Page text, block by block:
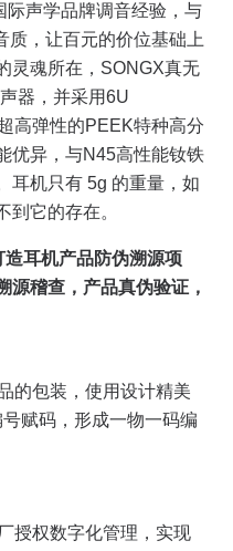
际声学品牌调音经验，与
质，让百元的价位基础上
灵魂所在，SONGX真无
器，并采用6U
高弹性的PEEK特种高分
优异，与N45高性能钕铁
耳机只有 5g 的重量，如
到它的存在。
耳机产品防伪溯源项
源稽查，产品真伪验证，
的包装，使用设计精美
赋码，形成一物一码编
授权数字化管理，实现